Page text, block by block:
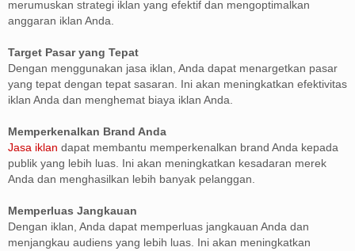
merumuskan strategi iklan yang efektif dan mengoptimalkan
anggaran iklan Anda.
Target Pasar yang Tepat
Dengan menggunakan jasa iklan, Anda dapat menargetkan pasar
yang tepat dengan tepat sasaran. Ini akan meningkatkan efektivitas
iklan Anda dan menghemat biaya iklan Anda.
Memperkenalkan Brand Anda
Jasa iklan dapat membantu memperkenalkan brand Anda kepada
publik yang lebih luas. Ini akan meningkatkan kesadaran merek
Anda dan menghasilkan lebih banyak pelanggan.
Memperluas Jangkauan
Dengan iklan, Anda dapat memperluas jangkauan Anda dan
menjangkau audiens yang lebih luas. Ini akan meningkatkan